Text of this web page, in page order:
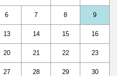
6 7 8 9
13 14 15 16
20 21 22 23
27 28 29 30